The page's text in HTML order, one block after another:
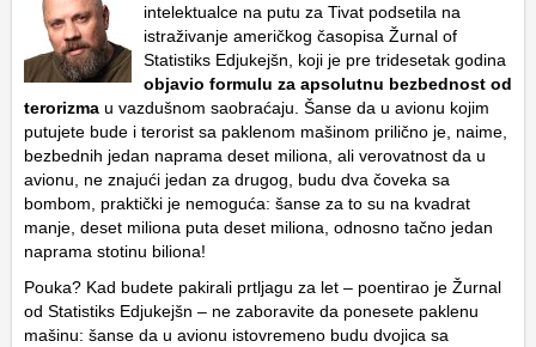
intelektualce na putu za Tivat podsetila na
istraživanje američkog časopisa Žurnal of
Statistiks Edjukejšn, koji je pre tridesetak godina
objavio formulu za apsolutnu bezbednost od
terorizma u vazdušnom saobraćaju. Šanse da u avionu kojim
putujete bude i terorist sa paklenom mašinom prilično je, naime,
bezbednih jedan naprama deset miliona, ali verovatnost da u
avionu, ne znajući jedan za drugog, budu dva čoveka sa
bombom, praktički je nemoguća: šanse za to su na kvadrat
manje, deset miliona puta deset miliona, odnosno tačno jedan
naprama stotinu biliona!
Pouka? Kad budete pakirali prtljagu za let – poentirao je Žurnal
od Statistiks Edjukejšn – ne zaboravite da ponesete paklenu
mašinu: šanse da u avionu istovremeno budu dvojica sa